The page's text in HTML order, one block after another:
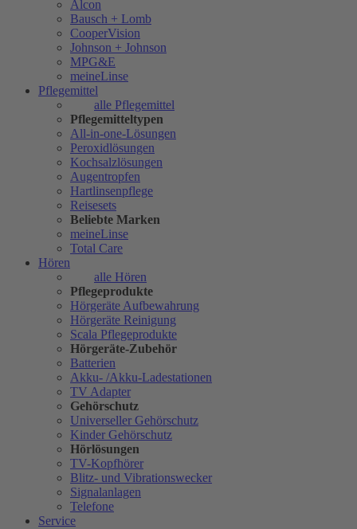
Alcon
Bausch + Lomb
CooperVision
Johnson + Johnson
MPG&E
meineLinse
Pflegemittel
alle Pflegemittel
Pflegemitteltypen
All-in-one-Lösungen
Peroxidlösungen
Kochsalzlösungen
Augentropfen
Hartlinsenpflege
Reisesets
Beliebte Marken
meineLinse
Total Care
Hören
alle Hören
Pflegeprodukte
Hörgeräte Aufbewahrung
Hörgeräte Reinigung
Scala Pflegeprodukte
Hörgeräte-Zubehör
Batterien
Akku- /Akku-Ladestationen
TV Adapter
Gehörschutz
Universeller Gehörschutz
Kinder Gehörschutz
Hörlösungen
TV-Kopfhörer
Blitz- und Vibrationswecker
Signalanlagen
Telefone
Service